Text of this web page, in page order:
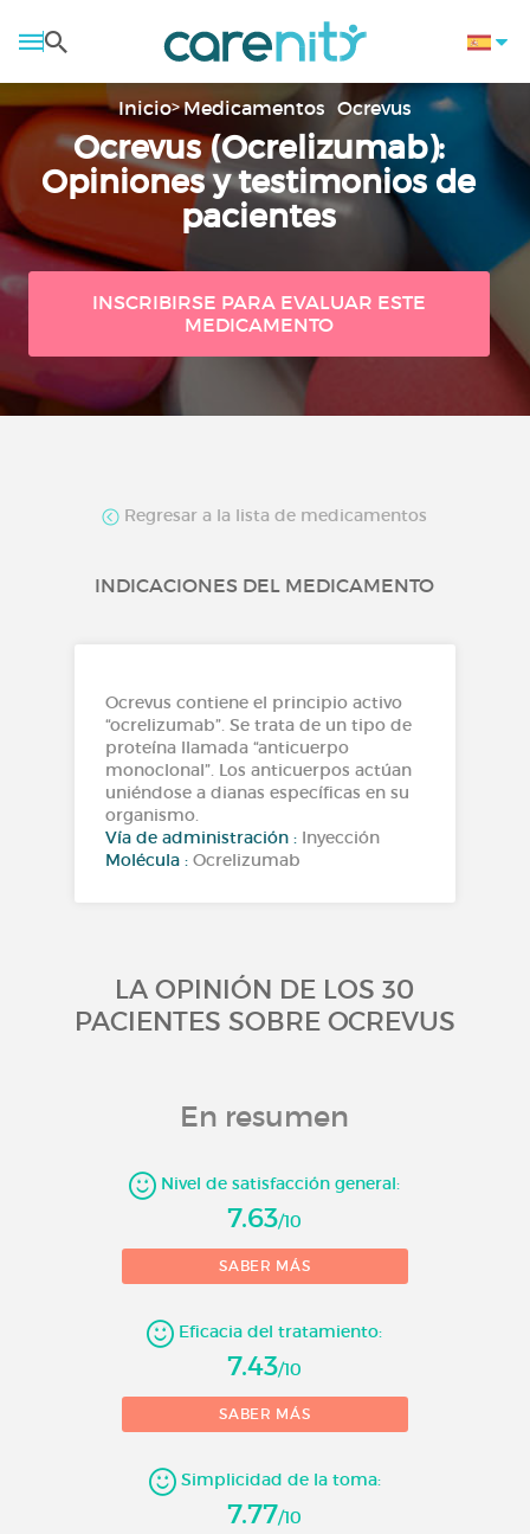
Inicio Medicamentos Ocrevus
Ocrevus (Ocrelizumab):
Opiniones y testimonios de
pacientes
INSCRIBIRSE PARA EVALUAR ESTE
MEDICAMENTO
Regresar a la lista de medicamentos
INDICACIONES DEL MEDICAMENTO
Ocrevus contiene el principio activo
“ocrelizumab”. Se trata de un tipo de
proteína llamada “anticuerpo
monoclonal”. Los anticuerpos actúan
uniéndose a dianas específicas en su
organismo.
Vía de administración :Inyección
Molécula :Ocrelizumab
LA OPINIÓN DE LOS 30
PACIENTES SOBRE OCREVUS
En resumen
Nivel de satisfacción general:
7.63/10
SABER MÁS
Eficacia del tratamiento:
7.43/10
SABER MÁS
Simplicidad de la toma:
7.77/10